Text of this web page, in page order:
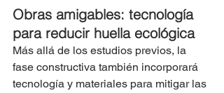
Obras amigables: tecnología
para reducir huella ecológica
Más allá de los estudios previos, la
fase constructiva también incorporará
tecnología y materiales para mitigar las